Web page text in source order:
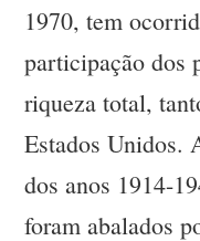
1970, tem
participação dos
riqueza total,
Estados Unidos.
dos anos 1914-
foram abalados